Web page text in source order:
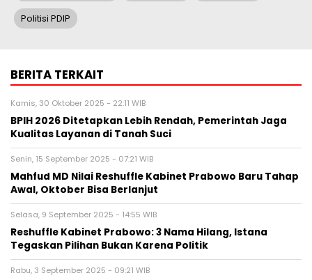
Politisi PDIP
BERITA TERKAIT
Kamis, 30 Oktober 2025 - 22:11 WIB
BPIH 2026 Ditetapkan Lebih Rendah, Pemerintah Jaga
Kualitas Layanan di Tanah Suci
Senin, 15 September 2025 - 07:21 WIB
Mahfud MD Nilai Reshuffle Kabinet Prabowo Baru Tahap
Awal, Oktober Bisa Berlanjut
Selasa, 9 September 2025 - 14:55 WIB
Reshuffle Kabinet Prabowo: 3 Nama Hilang, Istana
Tegaskan Pilihan Bukan Karena Politik
Rabu, 3 September 2025 - 09:21 WIB